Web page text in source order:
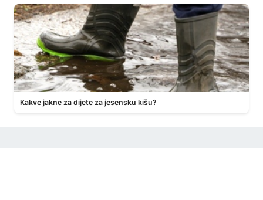
Kakve jakne za dijete za jesensku kišu?